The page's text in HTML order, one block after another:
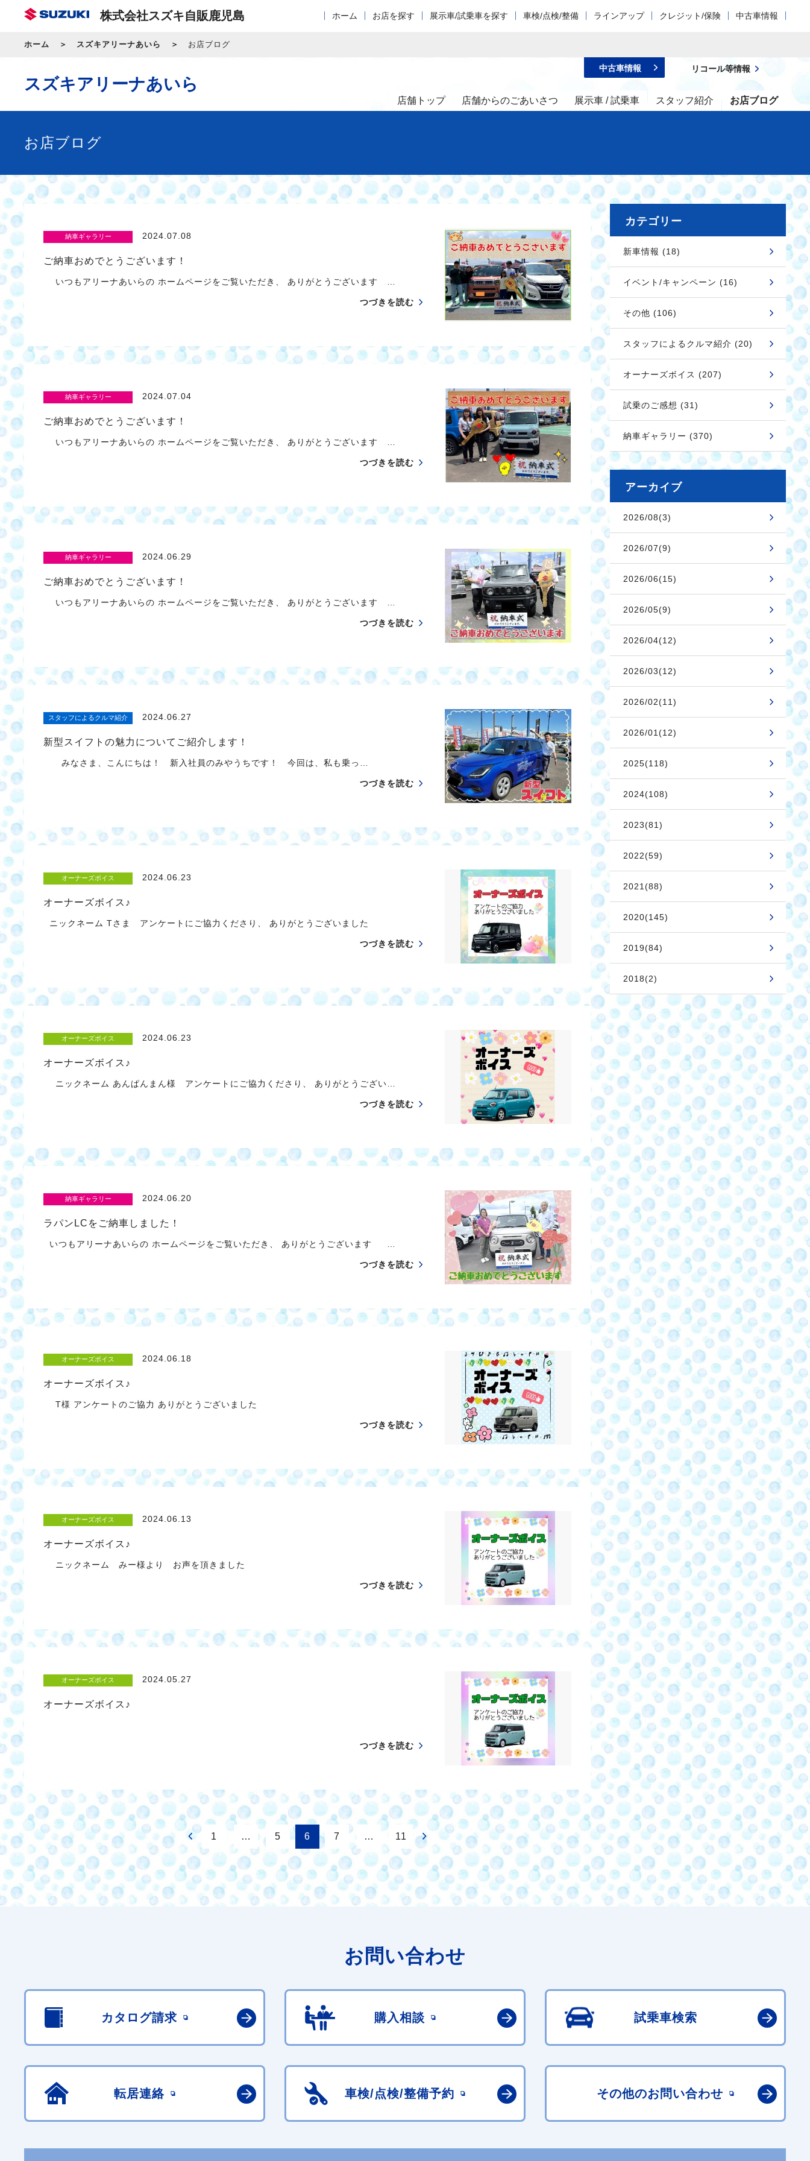
株式会社スズキ自販鹿児島 ホーム お店を探す 展示車/試乗車を探す 車検/点検/整備 ラインアップ クレジット/保険 中古車情報
ホーム スズキアリーナあいら お店ブログ
スズキアリーナあいら
店舗トップ 店舗からのごあいさつ 展示車 / 試乗車 スタッフ紹介 お店ブログ
中古車情報 リコール等情報
お店ブログ
納車ギャラリー 2024.07.08
ご納車おめでとうございます！
いつもアリーナあいらの ホームページをご覧いただき、 ありがとうございます …
つづきを読む
納車ギャラリー 2024.07.04
ご納車おめでとうございます！
いつもアリーナあいらの ホームページをご覧いただき、 ありがとうございます …
つづきを読む
納車ギャラリー 2024.06.29
ご納車おめでとうございます！
いつもアリーナあいらの ホームページをご覧いただき、 ありがとうございます …
つづきを読む
スタッフによるクルマ紹介 2024.06.27
新型スイフトの魅力についてご紹介します！
みなさま、こんにちは！ 新入社員のみやうちです！ 今回は、私も乗っ…
つづきを読む
オーナーズボイス 2024.06.23
オーナーズボイス♪
ニックネーム Tさま アンケートにご協力くださり、 ありがとうございました
つづきを読む
オーナーズボイス 2024.06.23
オーナーズボイス♪
ニックネーム あんぱんまん様 アンケートにご協力くださり、 ありがとうござい…
つづきを読む
納車ギャラリー 2024.06.20
ラパンLCをご納車しました！
いつもアリーナあいらの ホームページをご覧いただき、 ありがとうございます …
つづきを読む
オーナーズボイス 2024.06.18
オーナーズボイス♪
T様 アンケートのご協力 ありがとうございました
つづきを読む
オーナーズボイス 2024.06.13
オーナーズボイス♪
ニックネーム みー様より お声を頂きました
つづきを読む
オーナーズボイス 2024.05.27
オーナーズボイス♪
つづきを読む
1 … 5 6 7 … 11
カテゴリー
新車情報 (18)
イベント/キャンペーン (16)
その他 (106)
スタッフによるクルマ紹介 (20)
オーナーズボイス (207)
試乗のご感想 (31)
納車ギャラリー (370)
アーカイブ
2026/08(3)
2026/07(9)
2026/06(15)
2026/05(9)
2026/04(12)
2026/03(12)
2026/02(11)
2026/01(12)
2025(118)
2024(108)
2023(81)
2022(59)
2021(88)
2020(145)
2019(84)
2018(2)
お問い合わせ
カタログ請求 購入相談 試乗車検索
転居連絡 車検/点検/整備予約 その他のお問い合わせ